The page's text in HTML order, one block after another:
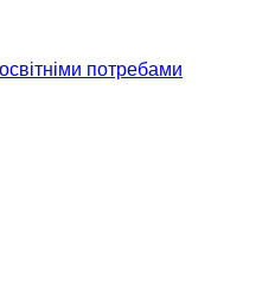
потребами